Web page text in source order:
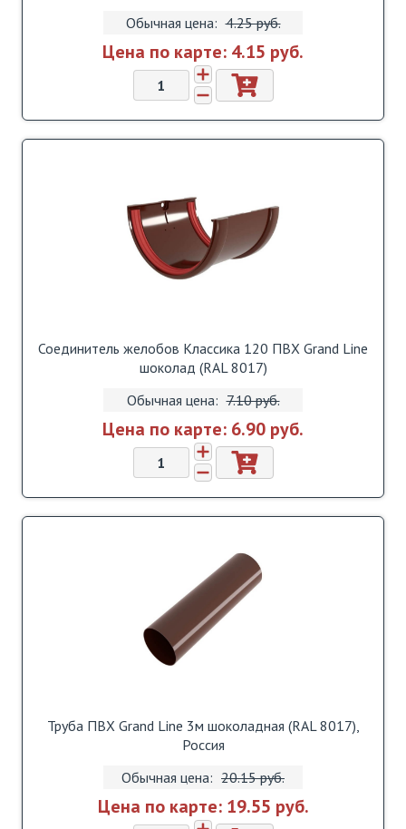
Обычная цена: 4.25 pуб.
Цена по карте: 4.15 pуб.
Соединитель желобов Классика 120 ПВХ Grand Line
шоколад (RAL 8017)
Обычная цена: 7.10 pуб.
Цена по карте: 6.90 pуб.
Труба ПВХ Grand Line 3м шоколадная (RAL 8017),
Россия
Обычная цена: 20.15 pуб.
Цена по карте: 19.55 pуб.